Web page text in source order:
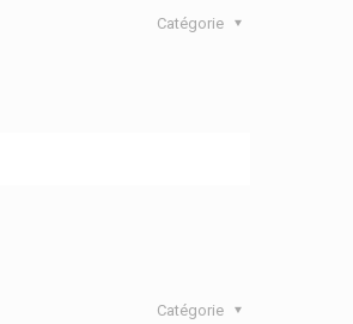
Catégorie
Catégorie